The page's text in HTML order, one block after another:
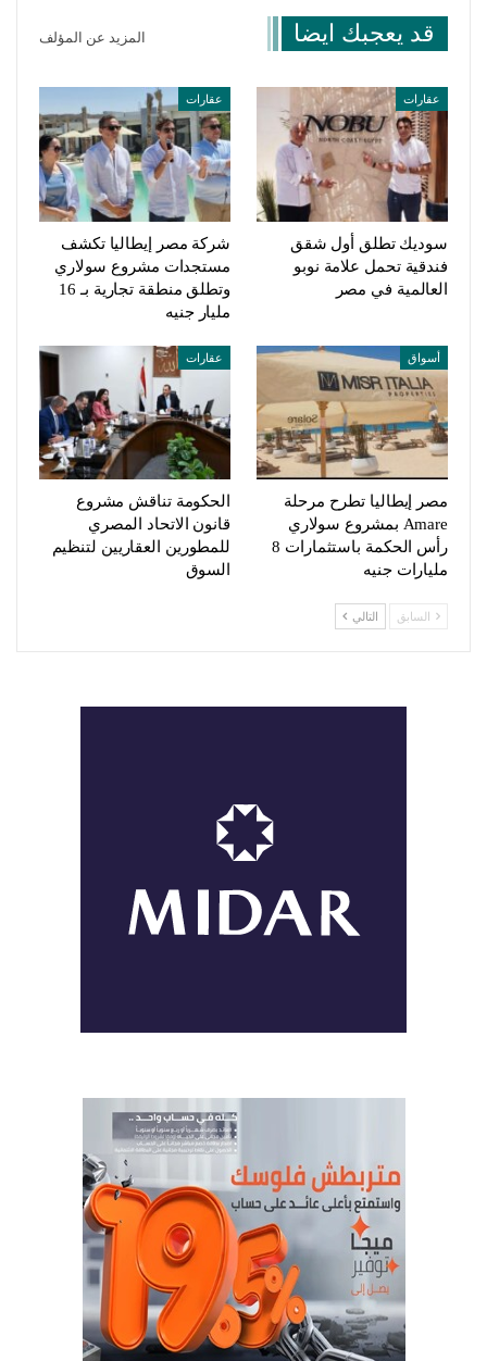
قد يعجبك ايضا المزيد عن المؤلف
عقارات
سوديك تطلق أول شقق
فندقية تحمل علامة نوبو
العالمية في مصر
عقارات
شركة مصر إيطاليا تكشف
مستجدات مشروع سولاري
وتطلق منطقة تجارية بـ 16
مليار جنيه
أسواق
مصر إيطاليا تطرح مرحلة
Amare بمشروع سولاري
رأس الحكمة باستثمارات 8
مليارات جنيه
عقارات
الحكومة تناقش مشروع
قانون الاتحاد المصري
للمطورين العقاريين لتنظيم
السوق
السابق التالي